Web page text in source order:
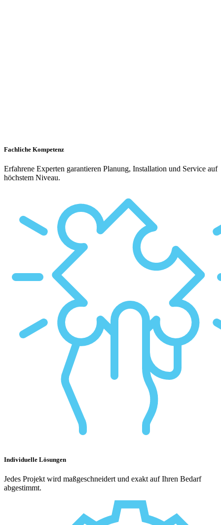
Fachliche Kompetenz
Erfahrene Experten garantieren Planung, Installation und Service auf
höchstem Niveau.
Individuelle Lösungen
Jedes Projekt wird maßgeschneidert und exakt auf Ihren Bedarf
abgestimmt.